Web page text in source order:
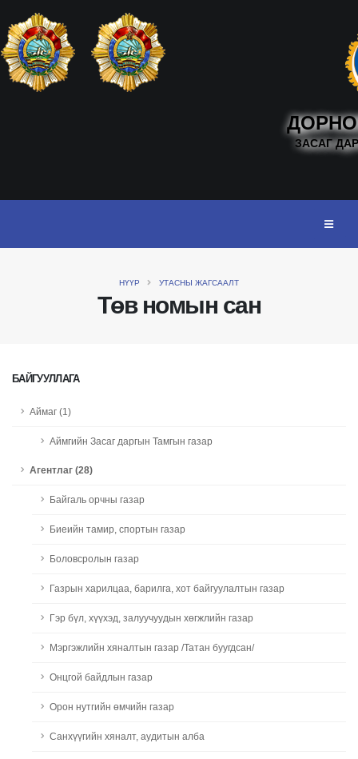
ЗАСАГ
Төв номын сан
НҮҮР УТАСНЫ ЖАГСААЛТ
БАЙГУУЛЛАГА
Аймаг (1)
Аймгийн Засаг даргын Тамгын газар
Агентлаг (28)
Байгаль орчны газар
Биеийн тамир, спортын газар
Боловсролын газар
Газрын харилцаа, барилга, хот байгуулалтын газар
Гэр бүл, хүүхэд, залуучуудын хөгжлийн газар
Мэргэжлийн хяналтын газар /Татан буугдсан/
Онцгой байдлын газар
Орон нутгийн өмчийн газар
Санхүүгийн хяналт, аудитын алба